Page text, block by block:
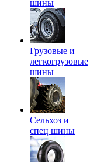
шины
Грузовые и
легкогрузовые
шины
Сельхоз и
спец шины